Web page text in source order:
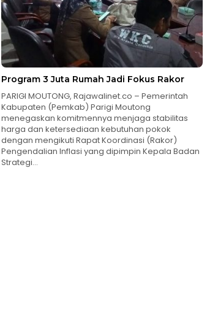
Program 3 Juta Rumah Jadi Fokus Rakor
PARIGI MOUTONG, Rajawalinet.co – Pemerintah
Kabupaten (Pemkab) Parigi Moutong
menegaskan komitmennya menjaga stabilitas
harga dan ketersediaan kebutuhan pokok
dengan mengikuti Rapat Koordinasi (Rakor)
Pengendalian Inflasi yang dipimpin Kepala Badan
Strategi…